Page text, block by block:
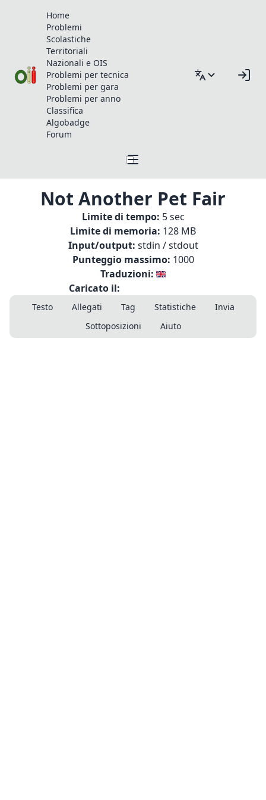
Home
Problemi
Scolastiche
Territoriali
Nazionali e OIS
Problemi per tecnica
Problemi per gara
Problemi per anno
Classifica
Algobadge
Forum
Not Another Pet Fair
Limite di tempo: 5 sec
Limite di memoria: 128 MB
Input/output: stdin / stdout
Punteggio massimo: 1000
Traduzioni:
Caricato il:
Testo Allegati Tag Statistiche
Invia
Sottoposizioni
Aiuto